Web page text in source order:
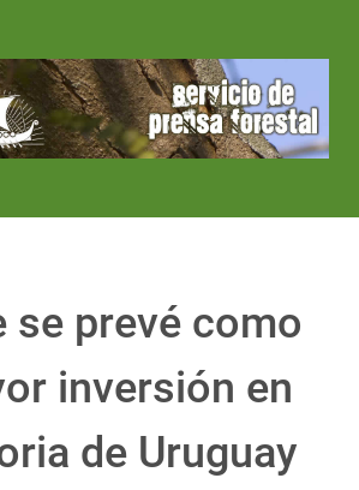
se prevé como
inversión en
de Uruguay